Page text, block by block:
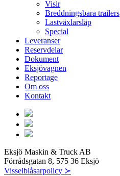
Visir
Breddningsbara trailers
Lastväxlarsläp
Special
Leveranser
Reservdelar
Dokument
Eksjövagnen
Reportage
Om oss
Kontakt
Eksjö Maskin & Truck AB
Förrådsgatan 8, 575 36 Eksjö
Visselblåsarpolicy ≻